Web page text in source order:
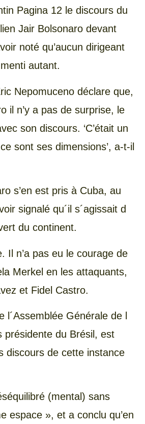
Pagina 12 le discours du
Jair Bolsonaro devant
noté qu’aucun dirigeant
autant.
Nepomuceno déclare que,
il n’y a pas de surprise, le
son discours. ‘C’était un
sont ses dimensions’, a-t-il
s’en est pris à Cuba, au
signalé qu´il s´agissait d
du continent.
Il n’a pas eu le courage de
Merkel en les attaquants,
et Fidel Castro.
Générale de l
présidente du Brésil, est
discours de cette instance
(mental) sans
espace », et a conclu qu’en